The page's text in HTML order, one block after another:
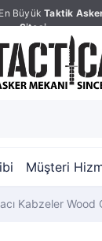
Büyük Taktik
Sitesi
Müşteri
Kabzeler Wood